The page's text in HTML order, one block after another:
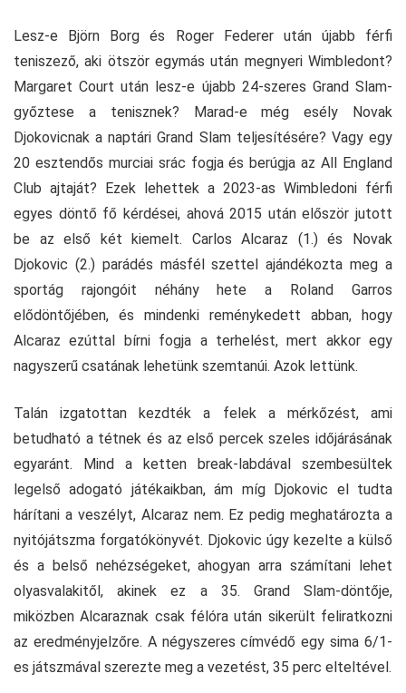
Lesz-e Björn Borg és Roger Federer után újabb férfi
teniszező, aki ötször egymás után megnyeri Wimbledont?
Margaret Court után lesz-e újabb 24-szeres Grand Slam-
győztese a tenisznek? Marad-e még esély Novak
Djokovicnak a naptári Grand Slam teljesítésére? Vagy egy
20 esztendős murciai srác fogja és berúgja az All England
Club ajtaját? Ezek lehettek a 2023-as Wimbledoni férfi
egyes döntő fő kérdései, ahová 2015 után először jutott
be az első két kiemelt. Carlos Alcaraz (1.) és Novak
Djokovic (2.) parádés másfél szettel ajándékozta meg a
sportág rajongóit néhány hete a Roland Garros
elődöntőjében, és mindenki reménykedett abban, hogy
Alcaraz ezúttal bírni fogja a terhelést, mert akkor egy
nagyszerű csatának lehetünk szemtanúi. Azok lettünk.
Talán izgatottan kezdték a felek a mérkőzést, ami
betudható a tétnek és az első percek szeles időjárásának
egyaránt. Mind a ketten break-labdával szembesültek
legelső adogató játékaikban, ám míg Djokovic el tudta
hárítani a veszélyt, Alcaraz nem. Ez pedig meghatározta a
nyitójátszma forgatókönyvét. Djokovic úgy kezelte a külső
és a belső nehézségeket, ahogyan arra számítani lehet
olyasvalakitől, akinek ez a 35. Grand Slam-döntője,
miközben Alcaraznak csak félóra után sikerült feliratkozni
az eredményjelzőre. A négyszeres címvédő egy sima 6/1-
es játszmával szerezte meg a vezetést, 35 perc elteltével.